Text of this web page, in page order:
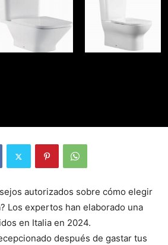
autorizados sobre cómo elegir
Los expertos han elaborado una
en Italia en 2024.
después de gastar tus